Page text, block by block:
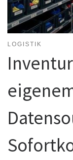
LOGISTIK